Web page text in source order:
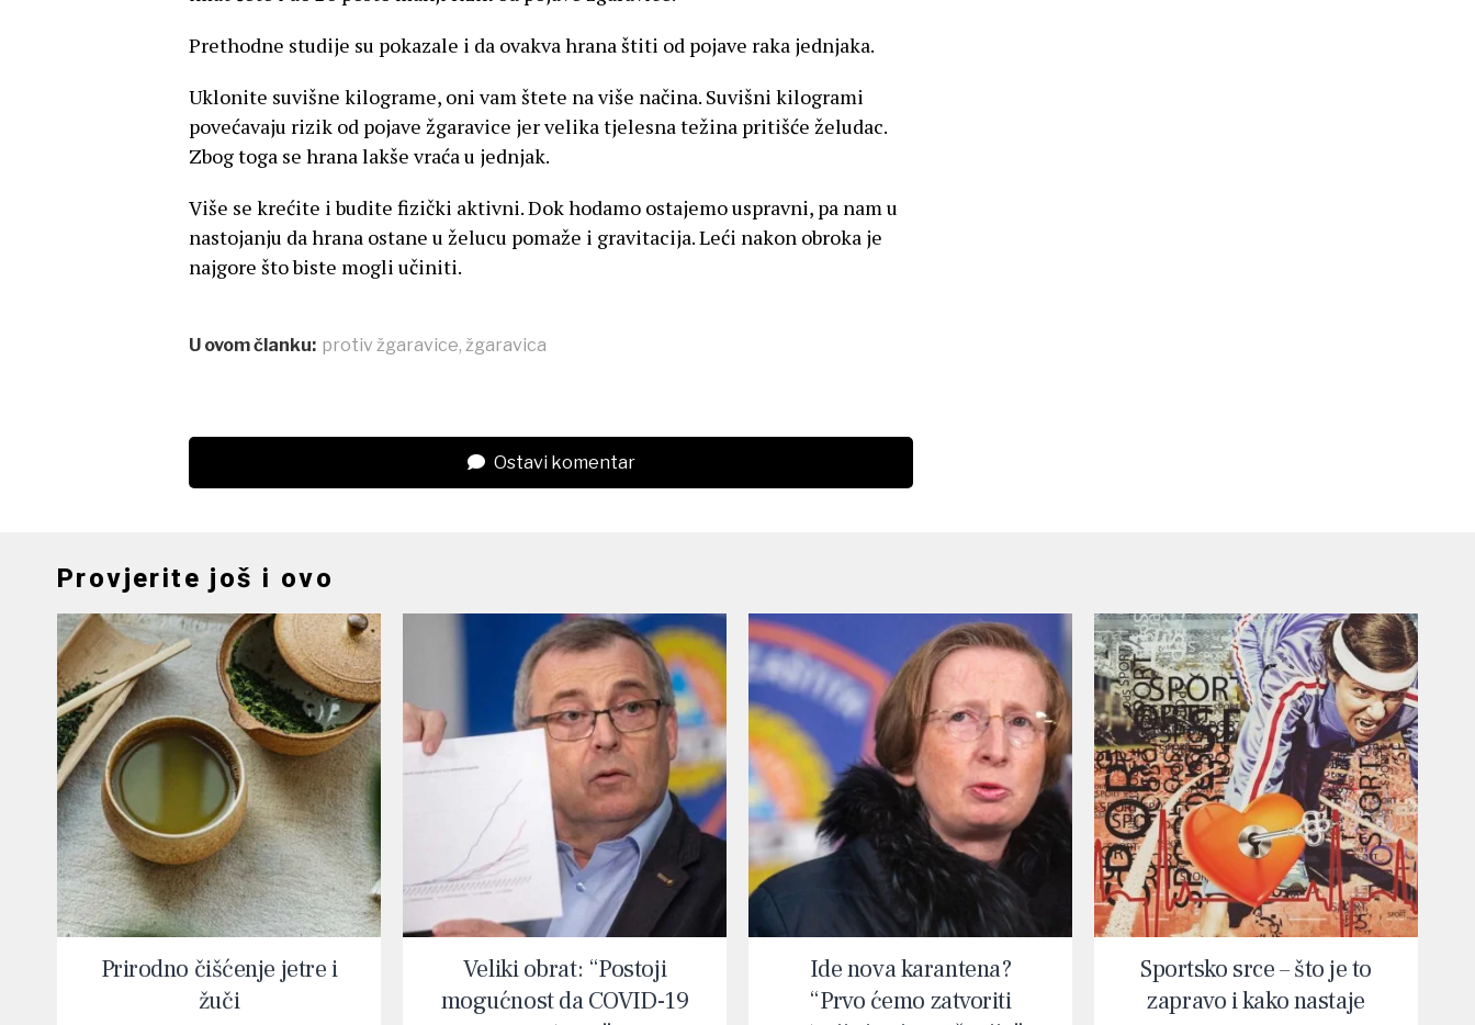
Prethodne studije su pokazale i da ovakva hrana štiti od pojave raka jednjaka.
Uklonite suvišne kilograme, oni vam štete na više načina. Suvišni kilogrami
povećavaju rizik od pojave žgaravice jer velika tjelesna težina pritišće želudac.
Zbog toga se hrana lakše vraća u jednjak.
Više se krećite i budite fizički aktivni. Dok hodamo ostajemo uspravni, pa nam u
nastojanju da hrana ostane u želucu pomaže i gravitacija. Leći nakon obroka je
najgore što biste mogli učiniti.
U ovom članku: protiv žgaravice, žgaravica
Ostavi komentar
Provjerite još i ovo
Prirodno čišćenje jetre i
žuči
Veliki obrat: “Postoji
mogućnost da COVID-19
Ide nova karantena?
“Prvo ćemo zatvoriti
Sportsko srce – što je to
zapravo i kako nastaje